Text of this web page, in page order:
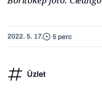
2022. 5. 17. 5 perc
Üzlet